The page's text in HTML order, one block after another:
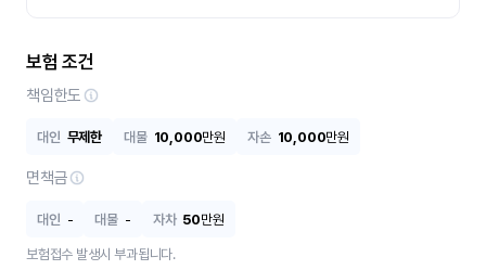
보험 조건
책임한도
대인 무제한 대물 10,000만원 자손 10,000만원
면책금
대인 - 대물 - 자차 50만원
보험접수 발생시 부과됩니다.